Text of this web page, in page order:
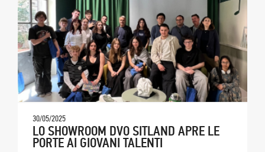
30/05/2025
LO SHOWROOM DVO SITLAND APRE LE
PORTE AI GIOVANI TALENTI